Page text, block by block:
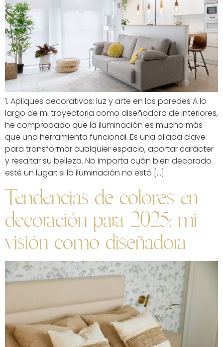
1. Apliques decorativos: luz y arte en las paredes A lo
largo de mi trayectoria como diseñadora de interiores,
he comprobado que la iluminación es mucho más
que una herramienta funcional. Es una aliada clave
para transformar cualquier espacio, aportar carácter
y resaltar su belleza. No importa cuán bien decorado
esté un lugar; si la iluminación no está […]
Tendencias de colores en
decoración para 2025: mi
visión como diseñadora